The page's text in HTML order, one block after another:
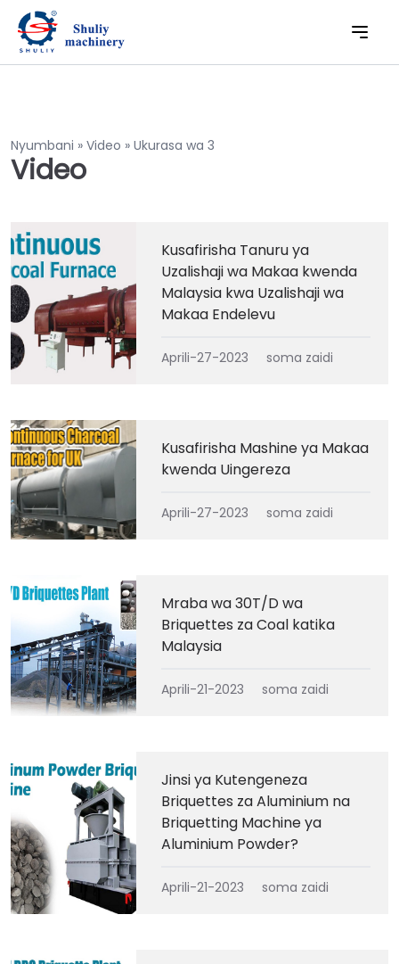
Nyumbani » Video » Ukurasa wa 3
Video
Kusafirisha Tanuru ya
Uzalishaji wa Makaa kwenda
Malaysia kwa Uzalishaji wa
Makaa Endelevu
Aprili-27-2023 soma zaidi
Kusafirisha Mashine ya Makaa
kwenda Uingereza
Aprili-27-2023 soma zaidi
Mraba wa 30T/D wa
Briquettes za Coal katika
Malaysia
Aprili-21-2023 soma zaidi
Jinsi ya Kutengeneza
Briquettes za Aluminium na
Briquetting Machine ya
Aluminium Powder?
Aprili-21-2023 soma zaidi